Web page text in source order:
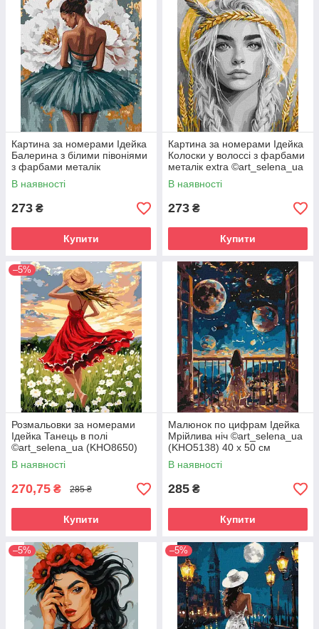
Картина за номерами Ідейка
Балерина з білими півоніями
з фарбами металік
©art_selena_ua (KHO8663)
40 х 50 см
В наявності
273 ₴
Купити
Картина за номерами Ідейка
Колоски у волоссі з фарбами
металік extra ©art_selena_ua
(KHO8558) 40 х 50 см
В наявності
273 ₴
Купити
–5%
Розмальовки за номерами
Ідейка Танець в полі
©art_selena_ua (KHO8650)
40 х 50 см
В наявності
270,75 ₴ 285 ₴
Купити
Малюнок по цифрам Ідейка
Мрійлива ніч ©art_selena_ua
(KHO5138) 40 х 50 см
В наявності
285 ₴
Купити
–5% –5%